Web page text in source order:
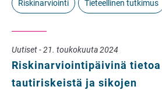
Riskinarviointi Tieteellinen tutkimus
Uutiset - 21. toukokuuta 2024
Riskinarviointipäivinä
tautiriskeistä ja sikojen